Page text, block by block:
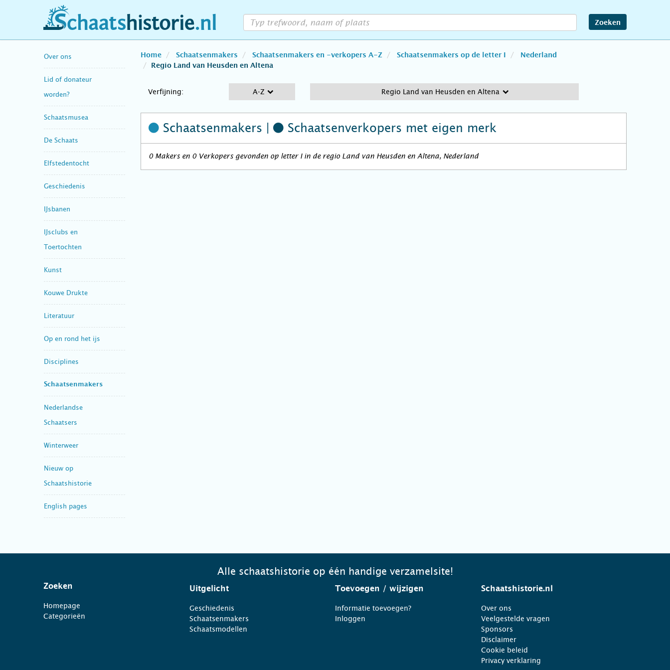
schaatshistorie.nl Zoeken
Over ons
Lid of donateur
worden?
Schaatsmusea
De Schaats
Elfstedentocht
Geschiedenis
IJsbanen
IJsclubs en
Toertochten
Kunst
Kouwe Drukte
Literatuur
Op en rond het ijs
Disciplines
Schaatsenmakers
Nederlandse
Schaatsers
Winterweer
Nieuw op
Schaatshistorie
English pages
Home Schaatsenmakers Schaatsenmakers en -verkopers A-Z Schaatsenmakers op de letter I
Nederland
Regio Land van Heusden en Altena
Verfijning: A-Z Regio Land van Heusden en Altena
Schaatsenmakers | Schaatsenverkopers met eigen merk
0 Makers en 0 Verkopers gevonden op letter I in de regio Land van Heusden en Altena, Nederland
Alle schaatshistorie op één handige verzamelsite!
Zoeken
Homepage
Categorieën
Uitgelicht
Geschiedenis
Schaatsenmakers
Schaatsmodellen
Toevoegen / wijzigen
Informatie toevoegen?
Inloggen
Schaatshistorie.nl
Over ons
Veelgestelde vragen
Sponsors
Disclaimer
Cookie beleid
Privacy verklaring